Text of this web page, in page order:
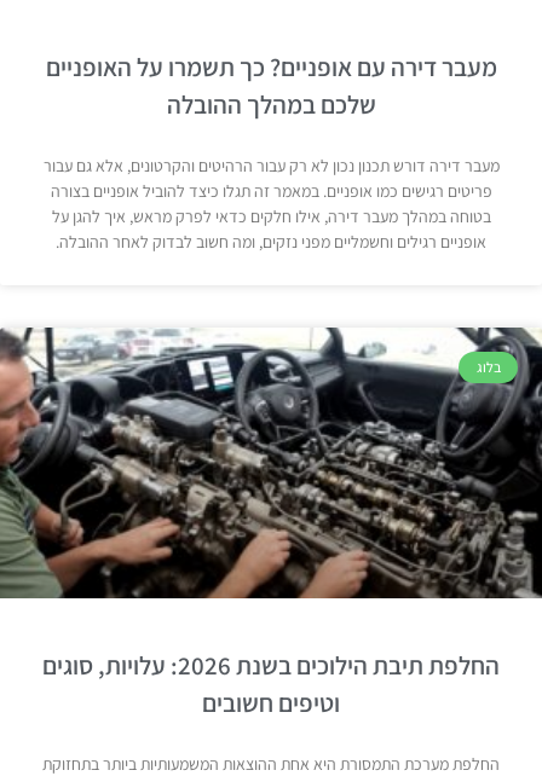
מעבר דירה עם אופניים? כך תשמרו על האופניים
שלכם במהלך ההובלה
מעבר דירה דורש תכנון נכון לא רק עבור הרהיטים והקרטונים, אלא גם עבור
פריטים רגישים כמו אופניים. במאמר זה תגלו כיצד להוביל אופניים בצורה
בטוחה במהלך מעבר דירה, אילו חלקים כדאי לפרק מראש, איך להגן על
אופניים רגילים וחשמליים מפני נזקים, ומה חשוב לבדוק לאחר ההובלה.
בלוג
החלפת תיבת הילוכים בשנת 2026: עלויות, סוגים
וטיפים חשובים
החלפת מערכת התמסורת היא אחת ההוצאות המשמעותיות ביותר בתחזוקת